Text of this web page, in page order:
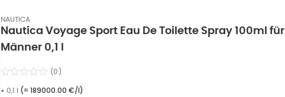
NAUTICA
Nautica Voyage Sport Eau De Toilette Spray 100ml für
Männer 0,1 l
(0)
• 0,1 l (= 189000.00 €/l)